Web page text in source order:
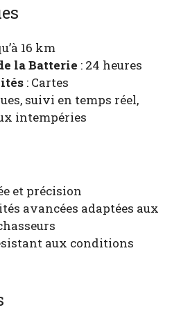
16 km
la Batterie : 24 heures
: Cartes
suivi en temps réel,
intempéries
et précision
avancées adaptées aux
aux conditions